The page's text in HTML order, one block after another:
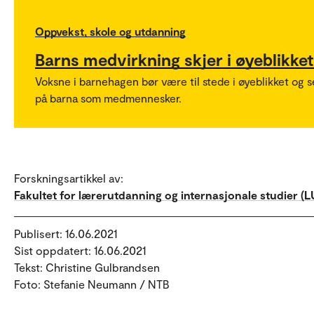
Oppvekst, skole og utdanning
Barns medvirkning skjer i øyeblikket
Voksne i barnehagen bør være til stede i øyeblikket og
på barna som medmennesker.
Forskningsartikkel av:
Fakultet for lærerutdanning og internasjonale studier
Publisert: 16.06.2021
Sist oppdatert: 16.06.2021
Tekst: Christine Gulbrandsen
Foto: Stefanie Neumann / NTB